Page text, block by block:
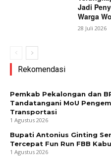
Jadi
Warga
28 Juli 2026
Rekomendasi
Pemkab Pekalongan dan
Tandatangani MoU
Transportasi
1 Agustus 2026
Bupati Antonius Ginting
Tercepat Fun Run FBB
1 Agustus 2026